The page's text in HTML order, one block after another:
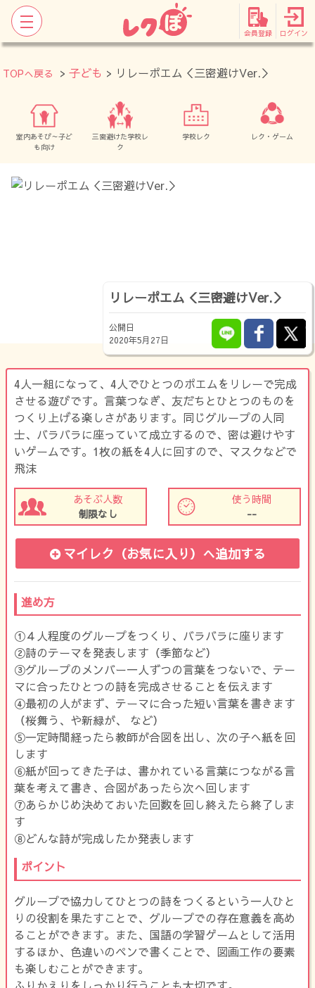
会員登録 ログイン
TOPへ戻る > 子ども > リレーポエム＜三密避けVer.＞
室内あそび～子ど
も向け
三密避けた学校レ
ク
学校レク レク・ゲーム
リレーポエム＜三密避けVer.＞
公開日
2020年5月27日
4人一組になって、4人でひとつのポエムをリレーで完成
させる遊びです。言葉つなぎ、友だちとひとつのものを
つくり上げる楽しさがあります。同じグループの人同
士、バラバラに座っていて成立するので、密は避けやす
いゲームです。1枚の紙を4人に回すので、マスクなどで
飛沫
あそぶ人数
制限なし
使う時間
--
マイレク（お気に入り） へ追加する
進め方
①４人程度のグループをつくり、バラバラに座ります
②詩のテーマを発表します（季節など）
③グループのメンバー一人ずつの言葉をつないで、テー
マに合ったひとつの詩を完成させることを伝えます
④最初の人がまず、テーマに合った短い言葉を書きます
（桜舞う、や新緑が、 など）
⑤一定時間経ったら教師が合図を出し、次の子へ紙を回
します
⑥紙が回ってきた子は、書かれている言葉につながる言
葉を考えて書き、合図があったら次へ回します
⑦あらかじめ決めておいた回数を回し終えたら終了しま
す
⑧どんな詩が完成したか発表します
ポイント
グループで協力してひとつの詩をつくるという一人ひと
りの役割を果たすことで、グループでの存在意義を高め
ることができます。また、国語の学習ゲームとして活用
するほか、色違いのペンで書くことで、図画工作の要素
も楽しむことができます。